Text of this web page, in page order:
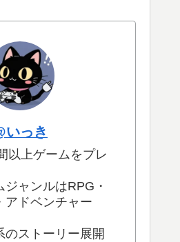
いっき
以上ゲームをプレ
ャンルはRPG・
アドベンチャー
のストーリー展開